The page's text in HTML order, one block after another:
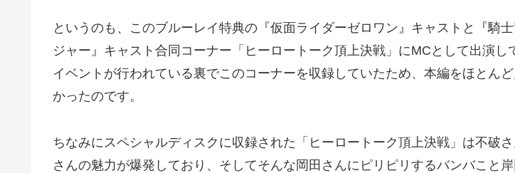
というのも、このブルーレイ特典の『仮面ライダーゼロワン』キャストと『騎
ジャー』キャスト合同コーナー「ヒーロートーク頂上決戦」にMCとして出演し
イベントが行われている裏でこのコーナーを収録していたため、本編をほとん
かったのです。
ちなみにスペシャルディスクに収録された「ヒーロートーク頂上決戦」は不破
さんの魅力が爆発しており、そしてそんな岡田さんにピリピリするバンバこと